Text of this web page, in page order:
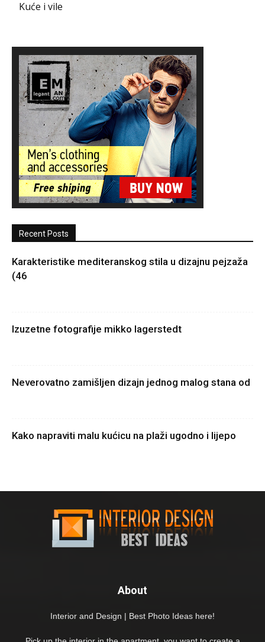
Kuće i vile
Recent Posts
Karakteristike mediteranskog stila u dizajnu pejzaža
(46
Izuzetne fotografije mikko lagerstedt
Neverovatno zamišljen dizajn jednog malog stana od
Kako napraviti malu kućicu na plaži ugodno i lijepo
About
Interior and Design | Best Photo Ideas here!